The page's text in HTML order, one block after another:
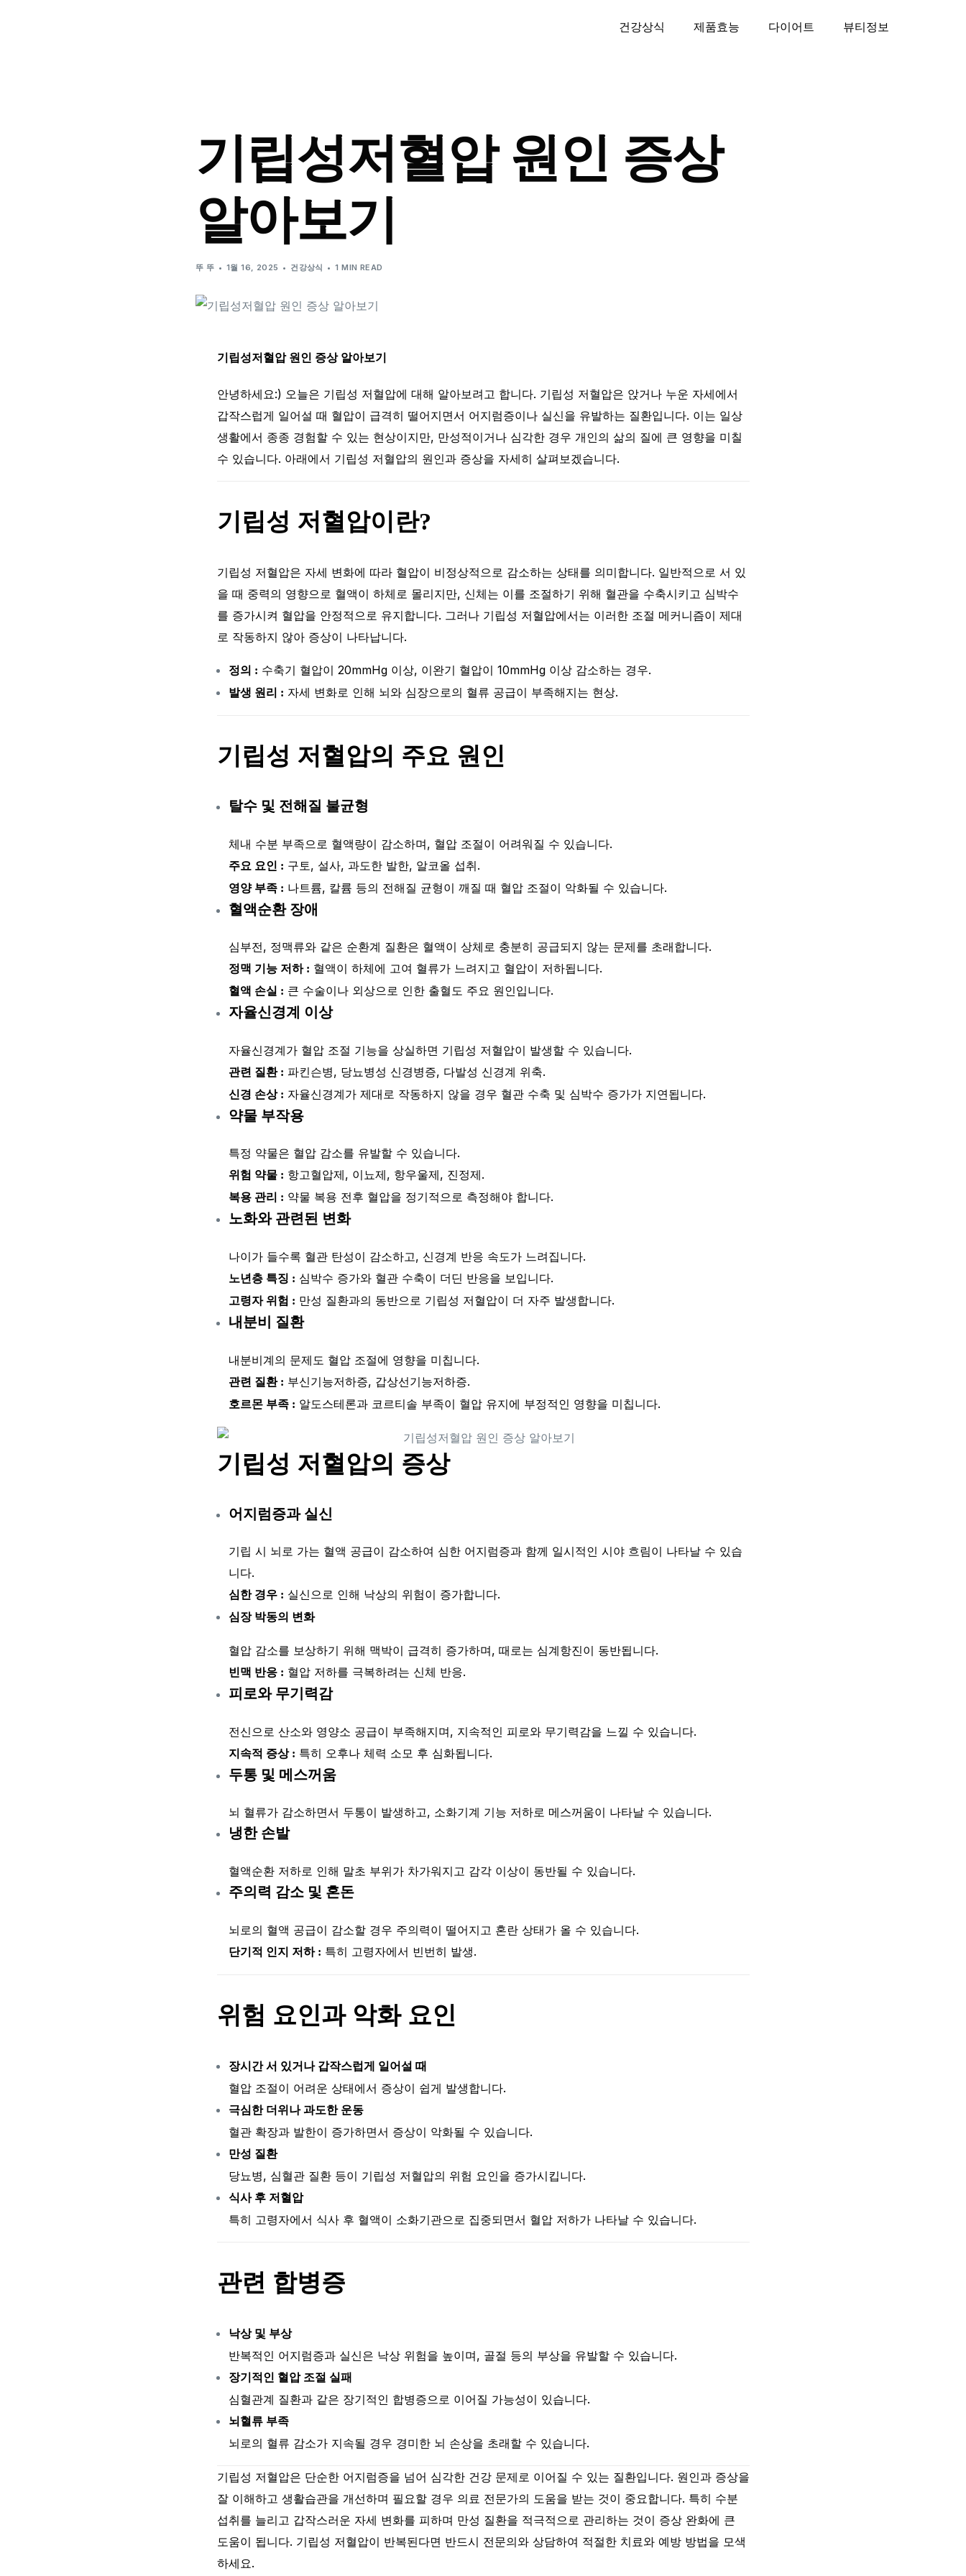
건강상식 제품효능 다이어트 뷰티정보
기립성저혈압 원인 증상
알아보기
뚜 뚜 1월 16, 2025 건강상식 1 MIN READ
기립성저혈압 원인 증상 알아보기
안녕하세요:) 오늘은 기립성 저혈압에 대해 알아보려고 합니다. 기립성 저혈압은 앉거나 누운 자세에서
갑작스럽게 일어설 때 혈압이 급격히 떨어지면서 어지럼증이나 실신을 유발하는 질환입니다. 이는 일상
생활에서 종종 경험할 수 있는 현상이지만, 만성적이거나 심각한 경우 개인의 삶의 질에 큰 영향을 미칠
수 있습니다. 아래에서 기립성 저혈압의 원인과 증상을 자세히 살펴보겠습니다.
기립성 저혈압이란?
기립성 저혈압은 자세 변화에 따라 혈압이 비정상적으로 감소하는 상태를 의미합니다. 일반적으로 서 있
을 때 중력의 영향으로 혈액이 하체로 몰리지만, 신체는 이를 조절하기 위해 혈관을 수축시키고 심박수
를 증가시켜 혈압을 안정적으로 유지합니다. 그러나 기립성 저혈압에서는 이러한 조절 메커니즘이 제대
로 작동하지 않아 증상이 나타납니다.
정의 : 수축기 혈압이 20mmHg 이상, 이완기 혈압이 10mmHg 이상 감소하는 경우.
발생 원리 : 자세 변화로 인해 뇌와 심장으로의 혈류 공급이 부족해지는 현상.
기립성 저혈압의 주요 원인
탈수 및 전해질 불균형
체내 수분 부족으로 혈액량이 감소하며, 혈압 조절이 어려워질 수 있습니다.
주요 요인 : 구토, 설사, 과도한 발한, 알코올 섭취.
영양 부족 : 나트륨, 칼륨 등의 전해질 균형이 깨질 때 혈압 조절이 악화될 수 있습니다.
혈액순환 장애
심부전, 정맥류와 같은 순환계 질환은 혈액이 상체로 충분히 공급되지 않는 문제를 초래합니다.
정맥 기능 저하 : 혈액이 하체에 고여 혈류가 느려지고 혈압이 저하됩니다.
혈액 손실 : 큰 수술이나 외상으로 인한 출혈도 주요 원인입니다.
자율신경계 이상
자율신경계가 혈압 조절 기능을 상실하면 기립성 저혈압이 발생할 수 있습니다.
관련 질환 : 파킨슨병, 당뇨병성 신경병증, 다발성 신경계 위축.
신경 손상 : 자율신경계가 제대로 작동하지 않을 경우 혈관 수축 및 심박수 증가가 지연됩니다.
약물 부작용
특정 약물은 혈압 감소를 유발할 수 있습니다.
위험 약물 : 항고혈압제, 이뇨제, 항우울제, 진정제.
복용 관리 : 약물 복용 전후 혈압을 정기적으로 측정해야 합니다.
노화와 관련된 변화
나이가 들수록 혈관 탄성이 감소하고, 신경계 반응 속도가 느려집니다.
노년층 특징 : 심박수 증가와 혈관 수축이 더딘 반응을 보입니다.
고령자 위험 : 만성 질환과의 동반으로 기립성 저혈압이 더 자주 발생합니다.
내분비 질환
내분비계의 문제도 혈압 조절에 영향을 미칩니다.
관련 질환 : 부신기능저하증, 갑상선기능저하증.
호르몬 부족 : 알도스테론과 코르티솔 부족이 혈압 유지에 부정적인 영향을 미칩니다.
기립성 저혈압의 증상
어지럼증과 실신
기립 시 뇌로 가는 혈액 공급이 감소하여 심한 어지럼증과 함께 일시적인 시야 흐림이 나타날 수 있습
니다.
심한 경우 : 실신으로 인해 낙상의 위험이 증가합니다.
심장 박동의 변화
혈압 감소를 보상하기 위해 맥박이 급격히 증가하며, 때로는 심계항진이 동반됩니다.
빈맥 반응 : 혈압 저하를 극복하려는 신체 반응.
피로와 무기력감
전신으로 산소와 영양소 공급이 부족해지며, 지속적인 피로와 무기력감을 느낄 수 있습니다.
지속적 증상 : 특히 오후나 체력 소모 후 심화됩니다.
두통 및 메스꺼움
뇌 혈류가 감소하면서 두통이 발생하고, 소화기계 기능 저하로 메스꺼움이 나타날 수 있습니다.
냉한 손발
혈액순환 저하로 인해 말초 부위가 차가워지고 감각 이상이 동반될 수 있습니다.
주의력 감소 및 혼돈
뇌로의 혈액 공급이 감소할 경우 주의력이 떨어지고 혼란 상태가 올 수 있습니다.
단기적 인지 저하 : 특히 고령자에서 빈번히 발생.
위험 요인과 악화 요인
장시간 서 있거나 갑작스럽게 일어설 때
혈압 조절이 어려운 상태에서 증상이 쉽게 발생합니다.
극심한 더위나 과도한 운동
혈관 확장과 발한이 증가하면서 증상이 악화될 수 있습니다.
만성 질환
당뇨병, 심혈관 질환 등이 기립성 저혈압의 위험 요인을 증가시킵니다.
식사 후 저혈압
특히 고령자에서 식사 후 혈액이 소화기관으로 집중되면서 혈압 저하가 나타날 수 있습니다.
관련 합병증
낙상 및 부상
반복적인 어지럼증과 실신은 낙상 위험을 높이며, 골절 등의 부상을 유발할 수 있습니다.
장기적인 혈압 조절 실패
심혈관계 질환과 같은 장기적인 합병증으로 이어질 가능성이 있습니다.
뇌혈류 부족
뇌로의 혈류 감소가 지속될 경우 경미한 뇌 손상을 초래할 수 있습니다.
기립성 저혈압은 단순한 어지럼증을 넘어 심각한 건강 문제로 이어질 수 있는 질환입니다. 원인과 증상을
잘 이해하고 생활습관을 개선하며 필요할 경우 의료 전문가의 도움을 받는 것이 중요합니다. 특히 수분
섭취를 늘리고 갑작스러운 자세 변화를 피하며 만성 질환을 적극적으로 관리하는 것이 증상 완화에 큰
도움이 됩니다. 기립성 저혈압이 반복된다면 반드시 전문의와 상담하여 적절한 치료와 예방 방법을 모색
하세요.